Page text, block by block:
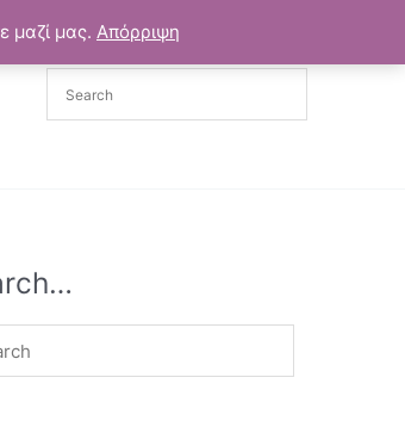
μαζί μας. Απόρριψη